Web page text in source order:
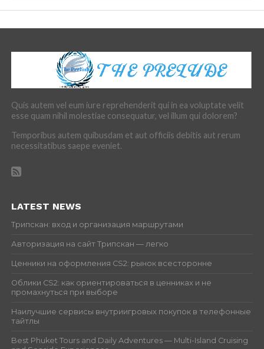
Quis autem vel eum iure reprehenderit qui in ea voluptate velit
esse quam nihil molestiae consequatur, vel illum qui dolorem?
Temporibus autem quibusdam et aut officiis debitis aut rerum
necessitatibus saepe eveniet.
LATEST NEWS
Трипскан: вход и организация маршрутами
Авторизация на сайт Трипскан — легко
Ценники на оформления CS2: рынок всесторонне
Облики CS2: как ориентироваться в ценниках и не
промахнуться при выборе
Наилучшие сервисы внутриигровых покупок в телефонные
тайтлы
Best Phuket Tours and Daily Adventures — Multi-Island Cruising